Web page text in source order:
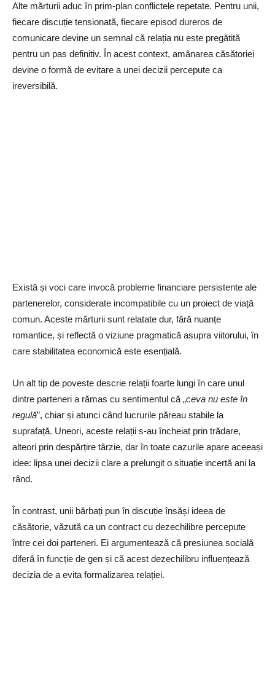
Alte mărturii aduc în prim-plan conflictele repetate. Pentru unii,
fiecare discuție tensionată, fiecare episod dureros de
comunicare devine un semnal că relația nu este pregătită
pentru un pas definitiv. În acest context, amânarea căsătoriei
devine o formă de evitare a unei decizii percepute ca
ireversibilă.
Există și voci care invocă probleme financiare persistente ale
partenerelor, considerate incompatibile cu un proiect de viață
comun. Aceste mărturii sunt relatate dur, fără nuanțe
romantice, și reflectă o viziune pragmatică asupra viitorului, în
care stabilitatea economică este esențială.
Un alt tip de poveste descrie relații foarte lungi în care unul
dintre parteneri a rămas cu sentimentul că „ceva nu este în
regulă”, chiar și atunci când lucrurile păreau stabile la
suprafață. Uneori, aceste relații s-au încheiat prin trădare,
alteori prin despărțire târzie, dar în toate cazurile apare aceeași
idee: lipsa unei decizii clare a prelungit o situație incertă ani la
rând.
În contrast, unii bărbați pun în discuție însăși ideea de
căsătorie, văzută ca un contract cu dezechilibre percepute
între cei doi parteneri. Ei argumentează că presiunea socială
diferă în funcție de gen și că acest dezechilibru influențează
decizia de a evita formalizarea relației.